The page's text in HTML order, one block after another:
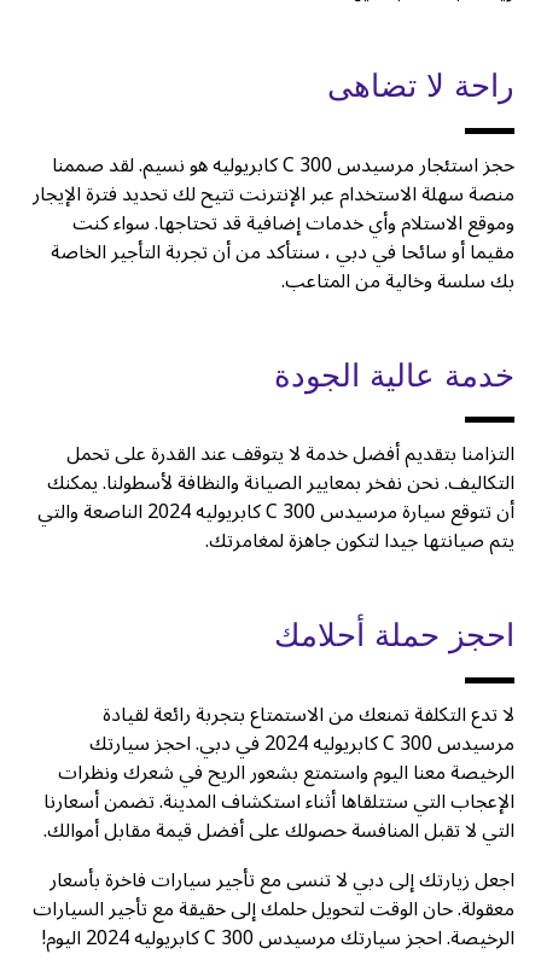
راحة لا تضاهى
حجز استئجار مرسيدس C 300 كابريوليه هو نسيم. لقد صممنا
منصة سهلة الاستخدام عبر الإنترنت تتيح لك تحديد فترة الإيجار
وموقع الاستلام وأي خدمات إضافية قد تحتاجها. سواء كنت
مقيما أو سائحا في دبي ، سنتأكد من أن تجربة التأجير الخاصة
بك سلسة وخالية من المتاعب.
خدمة عالية الجودة
التزامنا بتقديم أفضل خدمة لا يتوقف عند القدرة على تحمل
التكاليف. نحن نفخر بمعايير الصيانة والنظافة لأسطولنا. يمكنك
أن تتوقع سيارة مرسيدس C 300 كابريوليه 2024 الناصعة والتي
يتم صيانتها جيدا لتكون جاهزة لمغامرتك.
احجز حملة أحلامك
لا تدع التكلفة تمنعك من الاستمتاع بتجربة رائعة لقيادة
مرسيدس C 300 كابريوليه 2024 في دبي. احجز سيارتك
الرخيصة معنا اليوم واستمتع بشعور الريح في شعرك ونظرات
الإعجاب التي ستتلقاها أثناء استكشاف المدينة. تضمن أسعارنا
التي لا تقبل المنافسة حصولك على أفضل قيمة مقابل أموالك.
اجعل زيارتك إلى دبي لا تنسى مع تأجير سيارات فاخرة بأسعار
معقولة. حان الوقت لتحويل حلمك إلى حقيقة مع تأجير السيارات
الرخيصة. احجز سيارتك مرسيدس C 300 كابريوليه 2024 اليوم!